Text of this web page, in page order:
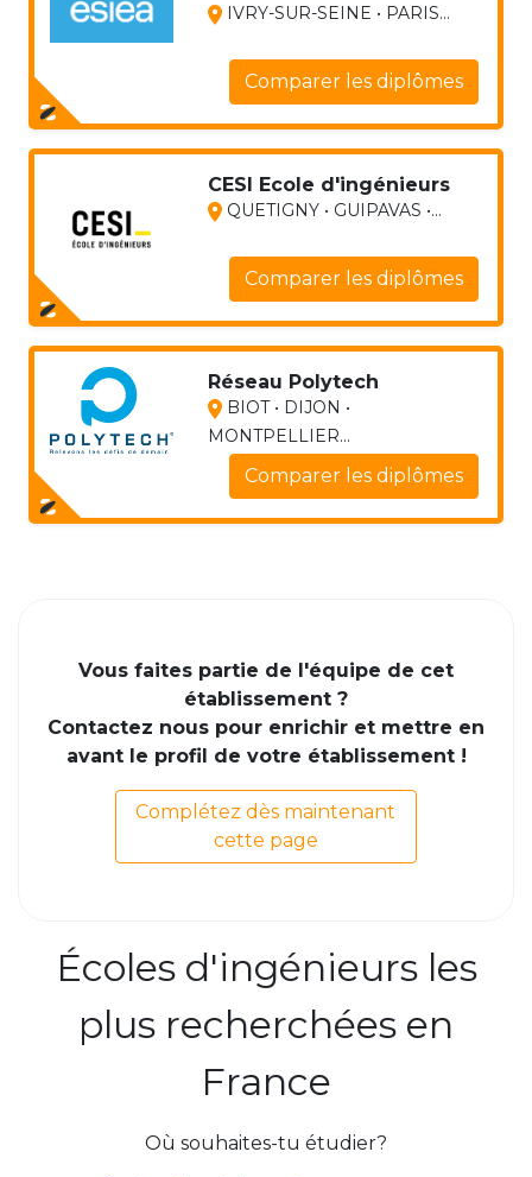
IVRY-SUR-SEINE • PARIS...
Comparer les diplômes
CESI Ecole d'ingénieurs
QUETIGNY • GUIPAVAS •...
Comparer les diplômes
Réseau Polytech
BIOT • DIJON •
MONTPELLIER...
Comparer les diplômes
Vous faites partie de l'équipe de cet
établissement ?
Contactez nous pour enrichir et mettre en
avant le profil de votre établissement !
Complétez dès maintenant
cette page
Écoles d'ingénieurs les
plus recherchées en
France
Où souhaites-tu étudier?